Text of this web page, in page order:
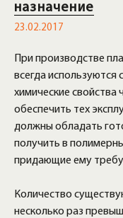
назначение
23.02.2017
При производстве
всегда
химические свойства
обеспечить тех
должны обладать
получить в
придающие ему
Количество
несколько раз